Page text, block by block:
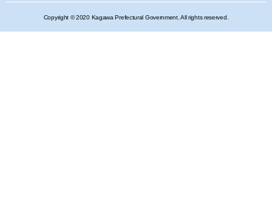
Copyright © 2020 Kagawa Prefectural Government. All rights reserved.